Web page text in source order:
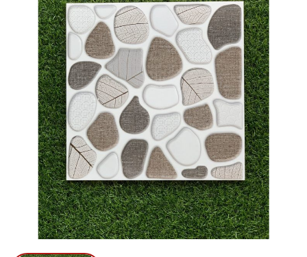
Mã giảm giá:
Ngày hết hạn:
Điều kiện: